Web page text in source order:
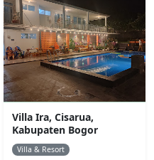
Villa Ira, Cisarua,
Kabupaten Bogor
Villa & Resort